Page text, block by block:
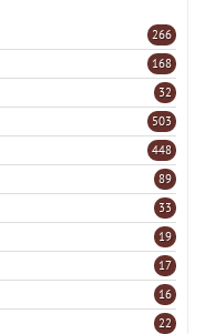
266
168
32
503
448
89
33
19
17
16
22